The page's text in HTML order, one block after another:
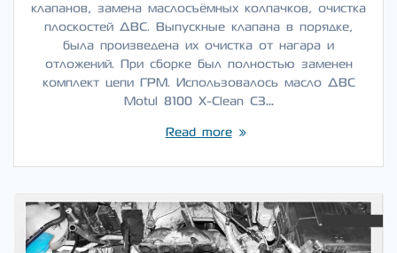
клапанов, замена маслосъёмных колпачков, очистка
плоскостей ДВС. Выпускные клапана в порядке,
была произведена их очистка от нагара и
отложений. При сборке был полностью заменен
комплект цепи ГРМ. Использовалось масло ДВС
Motul 8100 X-Clean C3…
Read more